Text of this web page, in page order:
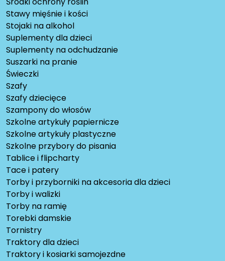
Stawy mięśnie i kości
Stojaki na alkohol
Suplementy dla dzieci
Suplementy na odchudzanie
Suszarki na pranie
Świeczki
Szafy
Szafy dziecięce
Szampony do włosów
Szkolne artykuły papiernicze
Szkolne artykuły plastyczne
Szkolne przybory do pisania
Tablice i flipcharty
Tace i patery
Torby i przyborniki na akcesoria dla dzieci
Torby i walizki
Torby na ramię
Torebki damskie
Tornistry
Traktory dla dzieci
Traktory i kosiarki samojezdne